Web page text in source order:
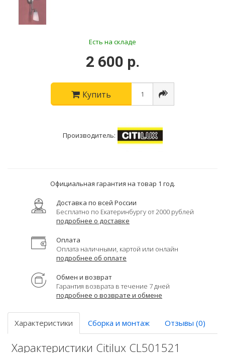
Есть на складе
2 600 р.
Купить
Производитель:
Официальная гарантия на товар 1 год.
Доставка по всей России
Бесплатно по Екатеринбургу от 2000 рублей
подробнее о доставке
Оплата
Оплата наличными, картой или онлайн
подробнее об оплате
Обмен и возврат
Гарантия возврата в течение 7 дней
подробнее о возврате и обмене
Характеристики Сборка и монтаж Отзывы (0)
Характеристики Citilux CL501521